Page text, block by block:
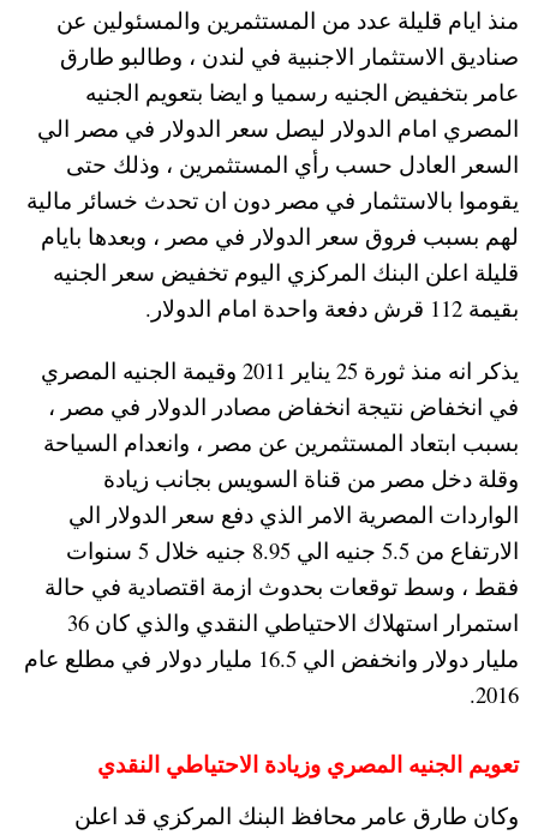
منذ ايام قليلة عدد من المستثمرين والمسئولين عن
صناديق الاستثمار الاجنبية في لندن ، وطالبو طارق
عامر بتخفيض الجنيه رسميا و ايضا بتعويم الجنيه
المصري امام الدولار ليصل سعر الدولار في مصر الي
السعر العادل حسب رأي المستثمرين ، وذلك حتى
يقوموا بالاستثمار في مصر دون ان تحدث خسائر مالية
لهم بسبب فروق سعر الدولار في مصر ، وبعدها بايام
قليلة اعلن البنك المركزي اليوم تخفيض سعر الجنيه
بقيمة 112 قرش دفعة واحدة امام الدولار.
يذكر انه منذ ثورة 25 يناير 2011 وقيمة الجنيه المصري
في انخفاض نتيجة انخفاض مصادر الدولار في مصر ،
بسبب ابتعاد المستثمرين عن مصر ، وانعدام السياحة
وقلة دخل مصر من قناة السويس بجانب زيادة
الواردات المصرية الامر الذي دفع سعر الدولار الي
الارتفاع من 5.5 جنيه الي 8.95 جنيه خلال 5 سنوات
فقط ، وسط توقعات بحدوث ازمة اقتصادية في حالة
استمرار استهلاك الاحتياطي النقدي والذي كان 36
مليار دولار وانخفض الي 16.5 مليار دولار في مطلع عام
2016.
تعويم الجنيه المصري وزيادة الاحتياطي النقدي
وكان طارق عامر محافظ البنك المركزي قد اعلن